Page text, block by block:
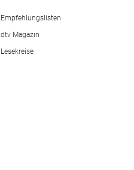
Empfehlungslisten
dtv Magazin
Lesekreise